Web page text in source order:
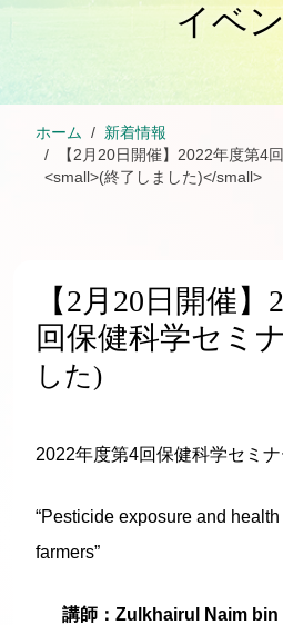
イベ
ホーム
新着情報
【2月20日開催】2022年度第4
<small>(終了しました)</small>
【2月20日開催
回保健科学セミ
した)
2022年度第4回保健科学セミナ
“Pesticide exposure and
farmers”
講師：Zulkhairul Naim bin